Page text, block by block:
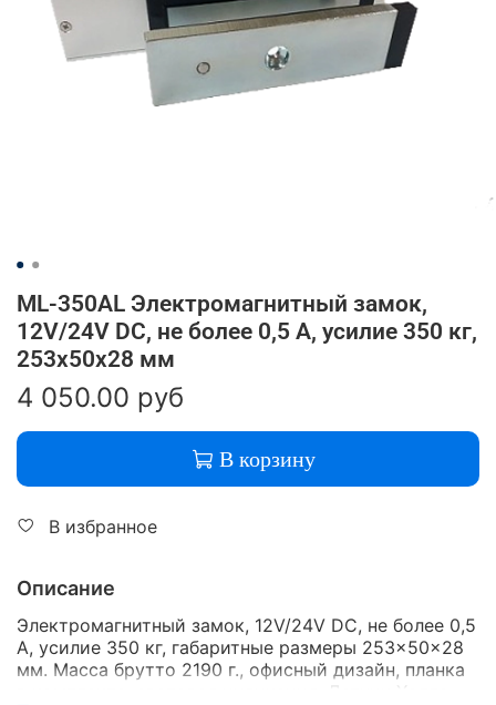
ML-350AL Электромагнитный замок,
12V/24V DC, не более 0,5 A, усилие 350 кг,
253x50x28 мм
4 050.00 руб
В корзину
В избранное
Описание
Электромагнитный замок, 12V/24V DC, не более 0,5
A, усилие 350 кг, габаритные размеры 253x50x28
мм. Масса брутто 2190 г., офисный дизайн, планка